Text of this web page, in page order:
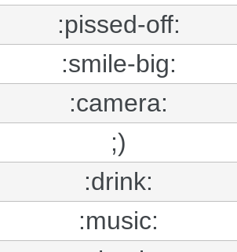
:pissed-off:
:smile-big:
:camera:
;)
:drink:
:music: